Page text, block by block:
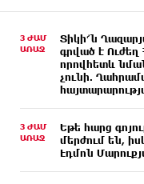
3 ԺԱՄ
ԱՌԱՋ
Տիկի՜ն
գրված է
որովհետև նման
չունի.
3 ԺԱՄ
ԱՌԱՋ
Եթե հարց
մերժում են,
Էդմոն